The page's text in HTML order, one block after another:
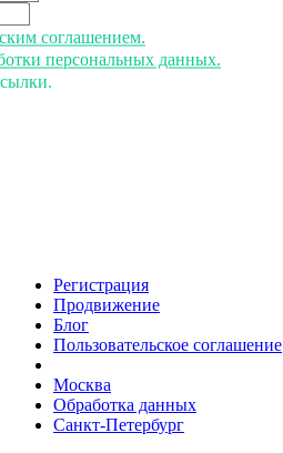
соглашением.
персональных данных.
Регистрация
Продвижение
Блог
Пользовательское соглашение
Москва
Обработка данных
Санкт-Петербург